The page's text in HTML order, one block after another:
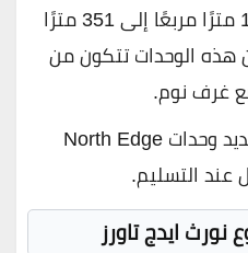
تتراوح المساحة من 183 مترًا مربعًا إلى 351 مترًا
هذه الوحدات تتكون من
غرف نوم.
يرجى ملاحظة أنه تم تجديد وحدات North Edge
ايدج تاورز